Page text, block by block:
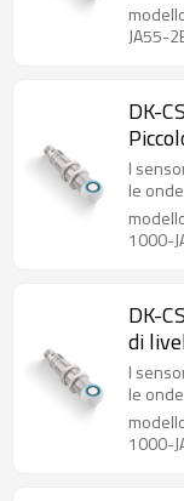
JA55-
DK-
I
le
1000-
DK-
di
I
le
1000-